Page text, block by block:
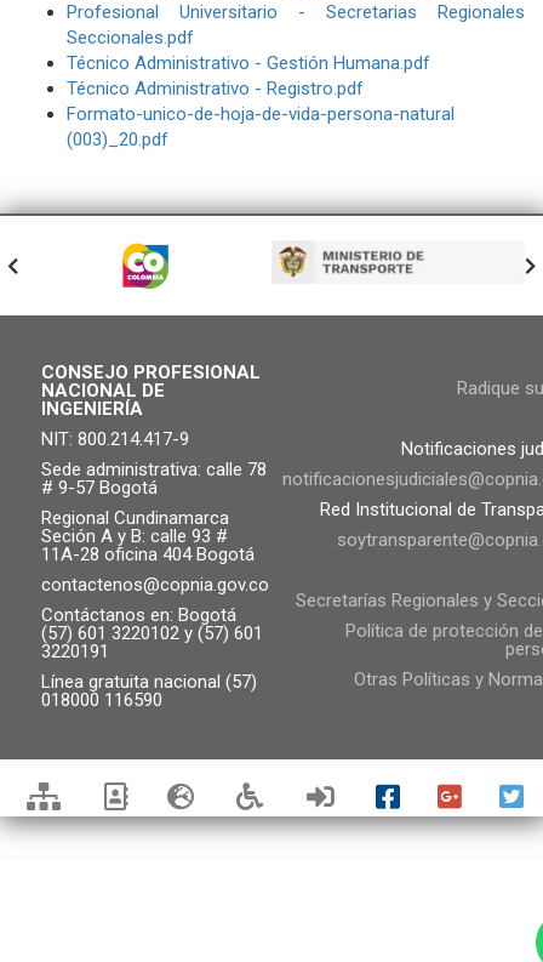
Profesional Universitario - Secretarias Regionales
Seccionales.pdf
Técnico Administrativo - Gestión Humana.pdf
Técnico Administrativo - Registro.pdf
Formato-unico-de-hoja-de-vida-persona-natural
(003)_20.pdf
CONSEJO PROFESIONAL
NACIONAL DE
INGENIERÍA
NIT: 800.214.417-9
Sede administrativa: calle 78
# 9-57 Bogotá
Regional Cundinamarca
Seción A y B: calle 93 #
11A-28 oficina 404 Bogotá
contactenos@copnia.gov.co
Contáctanos en: Bogotá
(57) 601 3220102 y (57) 601
3220191
Línea gratuita nacional (57)
018000 116590
Radique
Notificaciones
Red Institucional de
Secretarías Regionales y
Política de protección
Otras Políticas y